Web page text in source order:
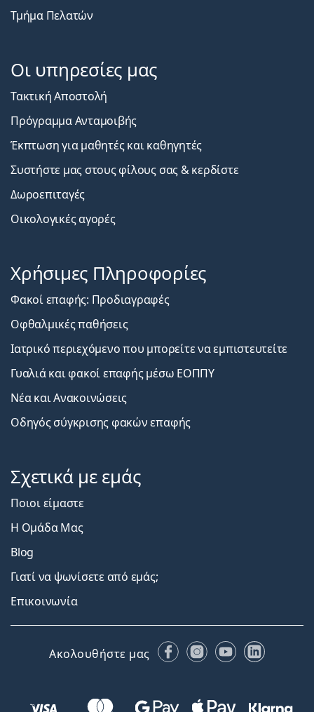
Τμήμα Πελατών
Οι υπηρεσίες μας
Τακτική Αποστολή
Πρόγραμμα Ανταμοιβής
Έκπτωση για μαθητές και καθηγητές
Συστήστε μας στους φίλους σας & κερδίστε
Δωροεπιταγές
Οικολογικές αγορές
Χρήσιμες Πληροφορίες
Φακοί επαφής: Προδιαγραφές
Οφθαλμικές παθήσεις
Ιατρικό περιεχόμενο που μπορείτε να εμπιστευτείτε
Γυαλιά και φακοί επαφής μέσω ΕΟΠΠΥ
Νέα και Ανακοινώσεις
Οδηγός σύγκρισης φακών επαφής
Σχετικά με εμάς
Ποιοι είμαστε
Η Ομάδα Μας
Blog
Γιατί να ψωνίσετε από εμάς;
Επικοινωνία
Ακολουθήστε μας FacebookInstagram
YouTubeLinkedIn